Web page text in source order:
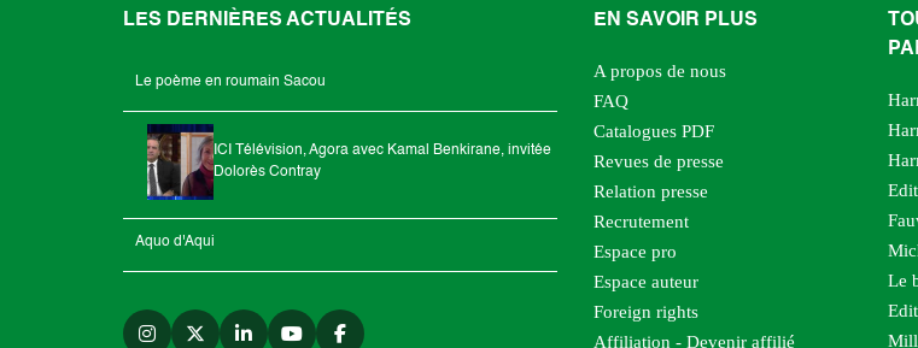
LES DERNIÈRES ACTUALITÉS
Le poème en roumain Sacou
ICI Télévision, Agora avec Kamal Benkirane, invitée
Dolorès Contray
Aquo d'Aqui
EN SAVOIR PLUS
A propos de nous
FAQ
Catalogues PDF
Revues de presse
Relation presse
Recrutement
Espace pro
Espace auteur
Foreign rights
Affiliation - Devenir affilié
Le